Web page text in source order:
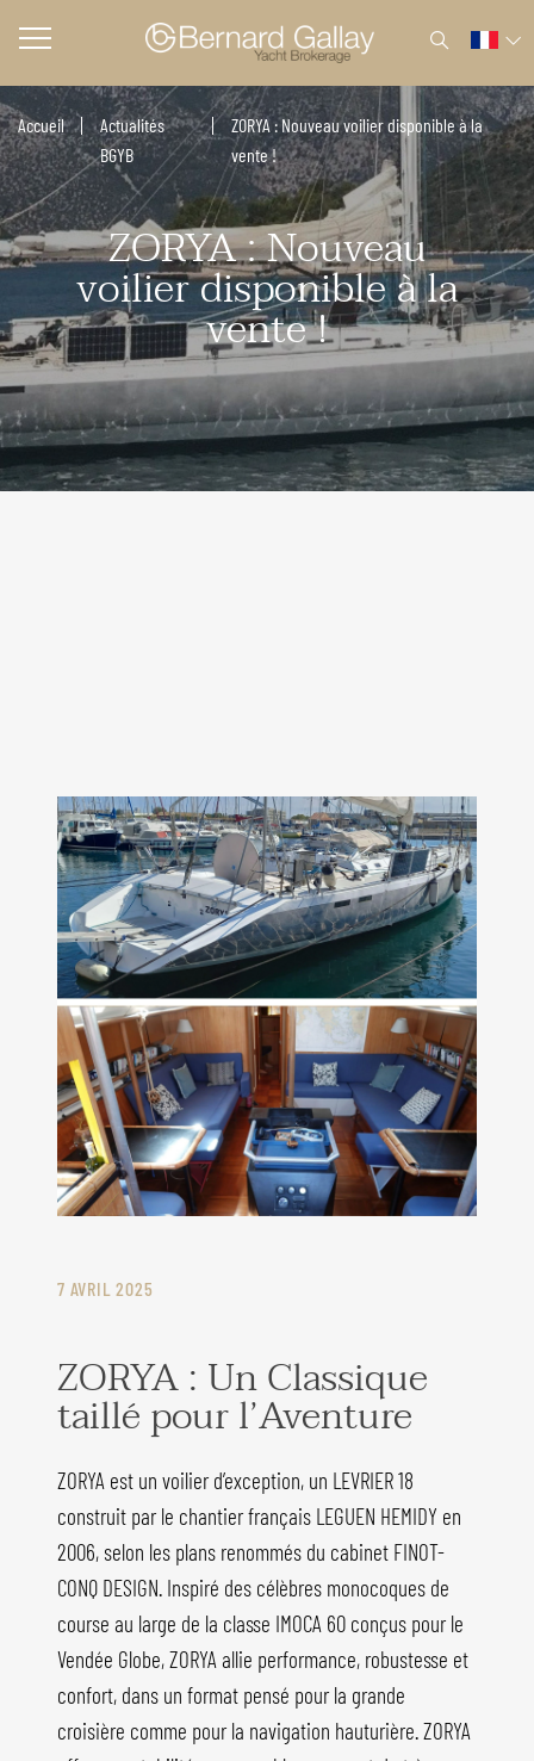
Accueil
Actualités
BGYB
ZORYA : Nouveau voilier disponible à la
vente !
ZORYA : Nouveau
voilier disponible à la
vente !
7 AVRIL 2025
ZORYA : Un Classique
taillé pour l’Aventure
ZORYA est un voilier d’exception, un LEVRIER 18
construit par le chantier français LEGUEN HEMIDY en
2006, selon les plans renommés du cabinet FINOT-
CONQ DESIGN. Inspiré des célèbres monocoques de
course au large de la classe IMOCA 60 conçus pour le
Vendée Globe, ZORYA allie performance, robustesse et
confort, dans un format pensé pour la grande
croisière comme pour la navigation hauturière. ZORYA